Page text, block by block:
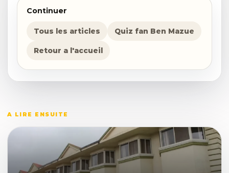
Continuer
Tous les articles Quiz fan Ben Mazue
Retour a l'accueil
A LIRE ENSUITE